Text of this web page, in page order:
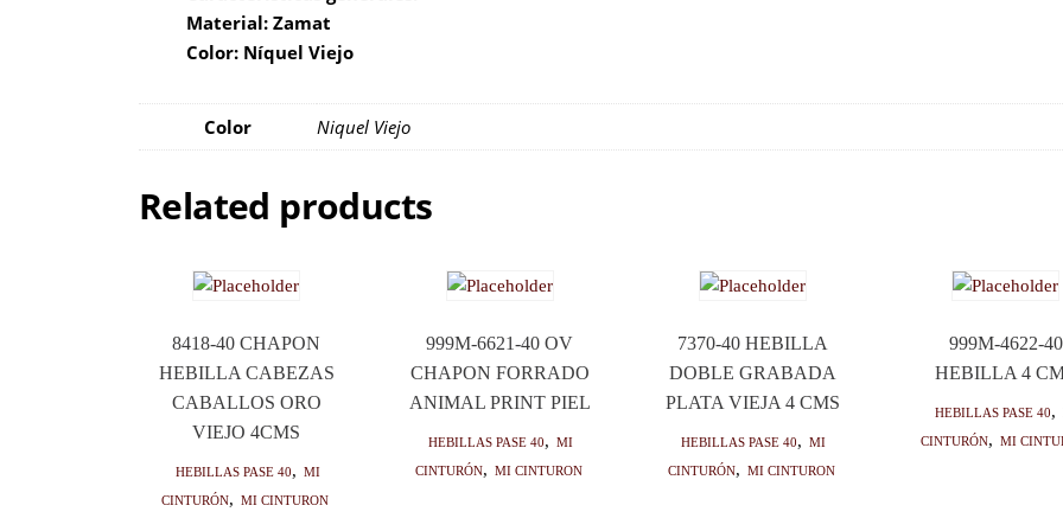
Material: Zamat
Color: Níquel Viejo
Color Niquel Viejo
Related products
8418-40 CHAPON
HEBILLA CABEZAS
CABALLOS ORO
VIEJO 4CMS
HEBILLAS PASE 40, Mi
Cinturón, Mi cinturon
999M-6621-40 OV
CHAPON FORRADO
ANIMAL PRINT PIEL
HEBILLAS PASE 40, Mi
Cinturón, Mi cinturon
7370-40 HEBILLA
DOBLE GRABADA
PLATA VIEJA 4 CMS
HEBILLAS PASE 40, Mi
Cinturón, Mi cinturon
999M-4622-40
HEBILLA 4
HEBILLAS PASE 40,
Cinturón, Mi